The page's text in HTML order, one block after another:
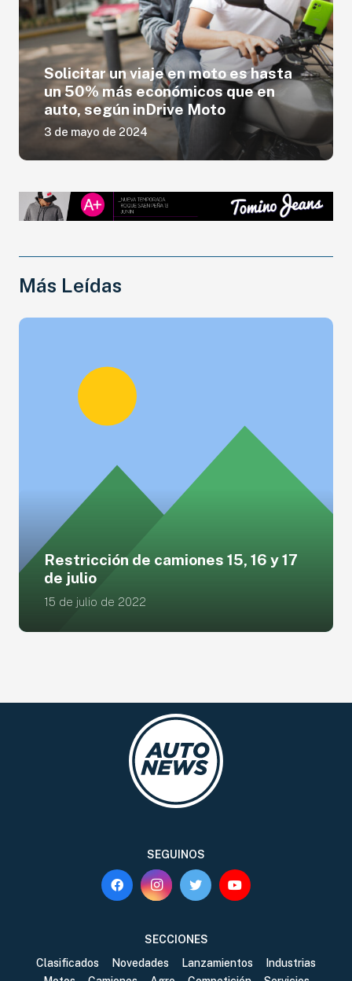
Solicitar un viaje en moto es hasta
un 50% más económicos que en
auto, según inDrive Moto
3 de mayo de 2024
Más Leídas
Restricción de camiones 15, 16 y 17
de julio
15 de julio de 2022
SEGUINOS
SECCIONES
Clasificados
Novedades Lanzamientos
Industrias